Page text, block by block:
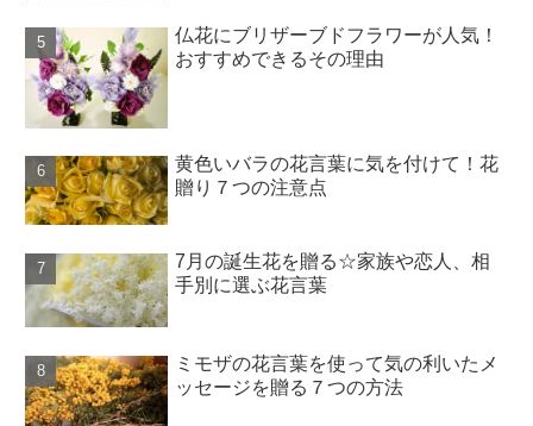
仏花にブリザーブドフラワーが人気！
おすすめできるその理由
黄色いバラの花言葉に気を付けて！花
贈り７つの注意点
7月の誕生花を贈る☆家族や恋人、相
手別に選ぶ花言葉
ミモザの花言葉を使って気の利いたメ
ッセージを贈る７つの方法